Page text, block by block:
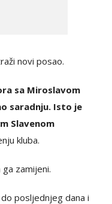
novi posao.
sa Miroslavom
saradnju. Isto je
Slavenom
kluba.
zamijeni.
posljednjeg dana i